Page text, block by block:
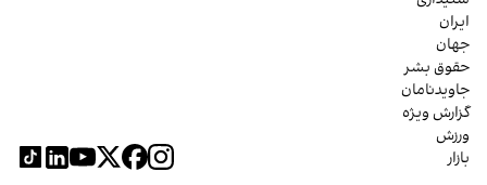
ایران
جهان
حقوق بشر
جاویدنامان
گزارش ویژه
ورزش
بازار